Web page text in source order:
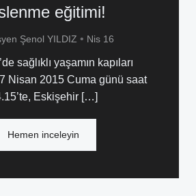
eğitimi!
Şenol YILDIZ • Nis 16
sağlıklı yaşamın kapıları
Nisan 2015 Cuma günü saat
Eskişehir […]
Hemen inceleyin